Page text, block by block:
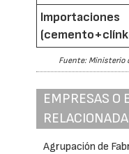
Importaciones
Fuente: Ministerio
EMPRESAS O
Agrupación de